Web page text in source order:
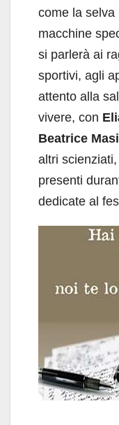
come la selva
macchine
si parlerà ai
sportivi, agli
attento alla
vivere, con
Beatrice
altri
presenti
dedicate al